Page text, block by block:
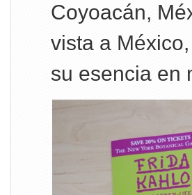
Coyoacán,
vista a
su esencia en